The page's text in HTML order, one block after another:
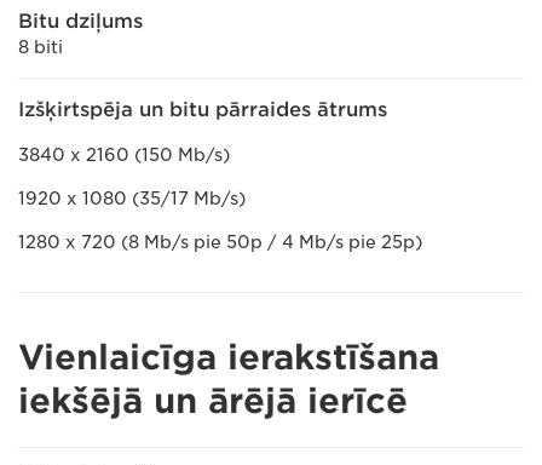
Bitu dziļums
8 biti
Izšķirtspēja un bitu pārraides ātrums
3840 x 2160 (150 Mb/s)
1920 x 1080 (35/17 Mb/s)
1280 x 720 (8 Mb/s pie 50p / 4 Mb/s pie 25p)
Vienlaicīga ierakstīšana
iekšējā un ārējā ierīcē